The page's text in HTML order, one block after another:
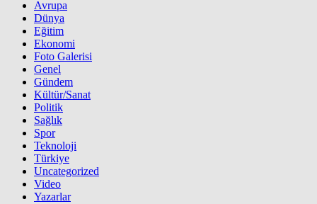
Avrupa
Dünya
Eğitim
Ekonomi
Foto Galerisi
Genel
Gündem
Kültür/Sanat
Politik
Sağlık
Spor
Teknoloji
Türkiye
Uncategorized
Video
Yazarlar